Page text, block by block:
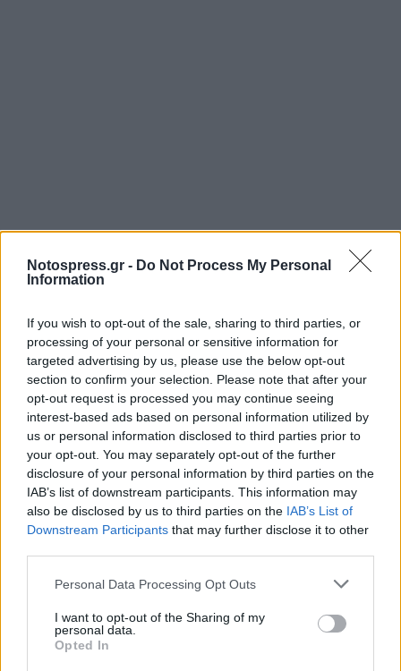
Notospress.gr - Do Not Process My Personal
Information
If you wish to opt-out of the sale, sharing to third parties, or
processing of your personal or sensitive information for
targeted advertising by us, please use the below opt-out
section to confirm your selection. Please note that after your
opt-out request is processed you may continue seeing
interest-based ads based on personal information utilized by
us or personal information disclosed to third parties prior to
your opt-out. You may separately opt-out of the further
disclosure of your personal information by third parties on the
IAB’s list of downstream participants. This information may
also be disclosed by us to third parties on the IAB’s List of
Downstream Participants that may further disclose it to other
Personal Data Processing Opt Outs
I want to opt-out of the Sharing of my
personal data.
Opted In